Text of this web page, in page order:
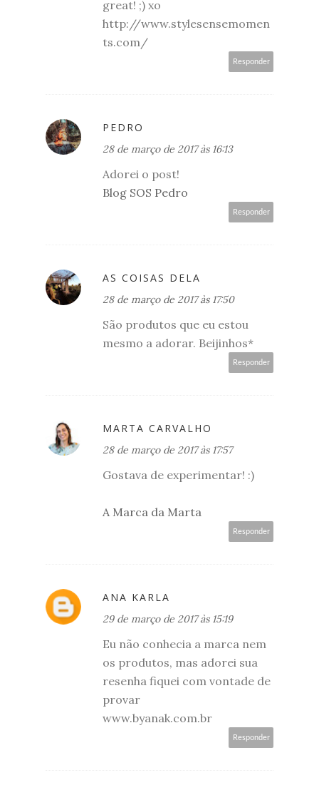
great! ;) xo
http://www.stylesensemomen
ts.com/
Responder
PEDRO
28 de março de 2017 às 16:13
Adorei o post!
Blog SOS Pedro
Responder
AS COISAS DELA
28 de março de 2017 às 17:50
São produtos que eu estou
mesmo a adorar. Beijinhos*
Responder
MARTA CARVALHO
28 de março de 2017 às 17:57
Gostava de experimentar! :)
A Marca da Marta
Responder
ANA KARLA
29 de março de 2017 às 15:19
Eu não conhecia a marca nem
os produtos, mas adorei sua
resenha fiquei com vontade de
provar
www.byanak.com.br
Responder